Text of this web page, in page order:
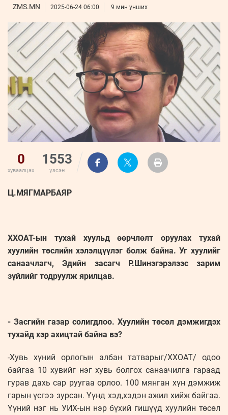
Бүртгүүлэх
Нэвтрэх
Бизнес
Leaderships
forum
ФОТО
УРЛАГ
ТӨВ
ZUUNII
MEDEE
WEEKLY
ZMS.MN 2025-06-24 06:00 9 мин унших
0
хуваалцах
1553
үзсэн
Ц.МЯГМАРБАЯР
ХХОАТ-ын тухай хуульд өөрчлөлт оруулах тухай
хуулийн төслийн хэлэлцүүлэг болж байна. Уг хуулийг
санаачлагч, Эдийн засагч Р.Шинэгэрэлээс зарим
зүйлийг тодруулж ярилцав.
- Засгийн газар солигдлоо. Хуулийн төсөл дэмжигдэх
тухайд хэр ахицтай байна вэ?
-Хувь хүний орлогын албан татварыг/ХХОАТ/ одоо
байгаа 10 хувийг нэг хувь болгох санаачилга гараад
гурав дахь сар руугаа орлоо. 100 мянган хүн дэмжиж
гарын үсгээ зурсан. Үүнд хэд,хэдэн ажил хийж байгаа.
Үүний нэг нь УИХ-ын нэр бүхий гишүүд хуулийн төсөл